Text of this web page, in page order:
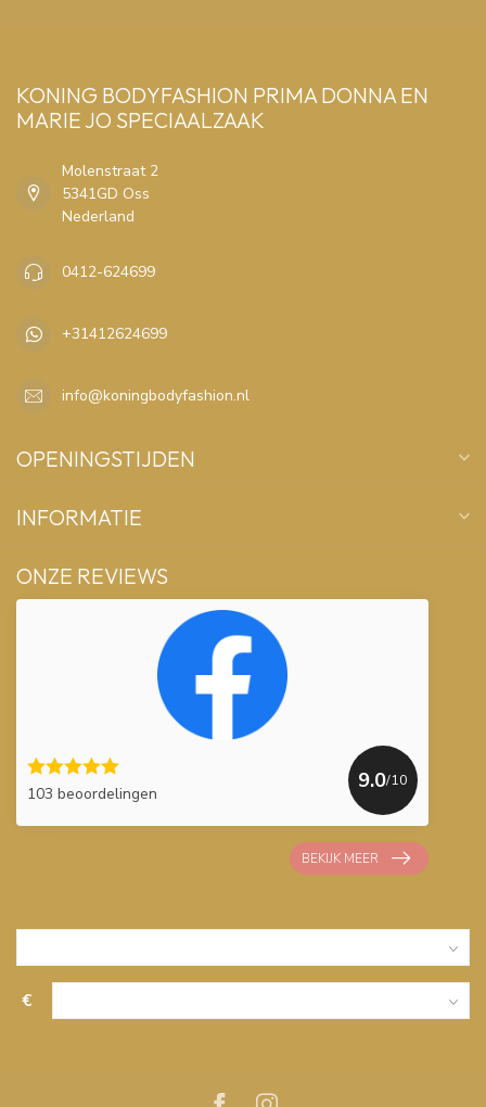
KONING BODYFASHION PRIMA DONNA EN
MARIE JO SPECIAALZAAK
Molenstraat 2
5341GD Oss
Nederland
0412-624699
+31412624699
info@koningbodyfashion.nl
OPENINGSTIJDEN
INFORMATIE
ONZE REVIEWS
103 beoordelingen
9.0/10
BEKIJK MEER
€